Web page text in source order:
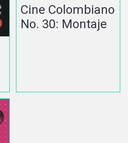
Cine Colombiano
No. 30: Montaje